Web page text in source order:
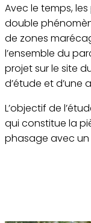
Avec le temps,
double
de zones
l’ensemble du
projet sur le site
d’étude et d’une
L’objectif de
qui constitue la
phasage avec